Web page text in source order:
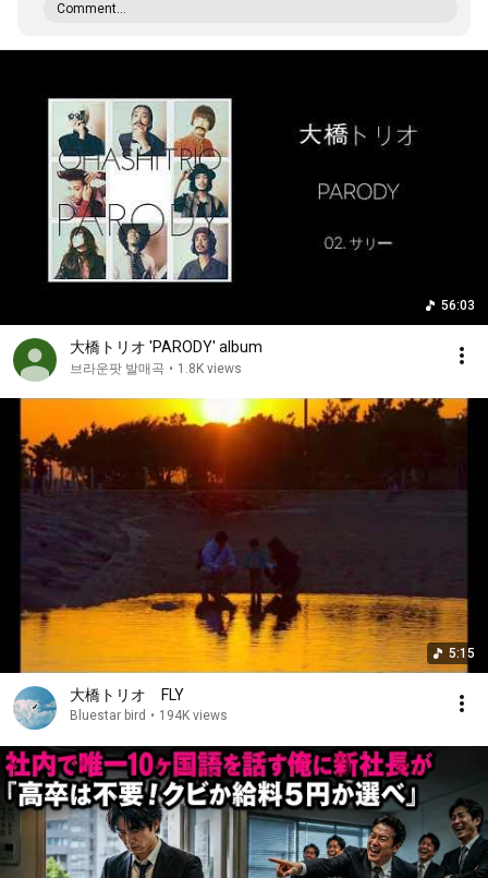
Comment...
56:03
大橋トリオ 'PARODY' album
브라운팟 발매곡 • 1.8K views
5:15
大橋トリオ FLY
Bluestar bird • 194K views